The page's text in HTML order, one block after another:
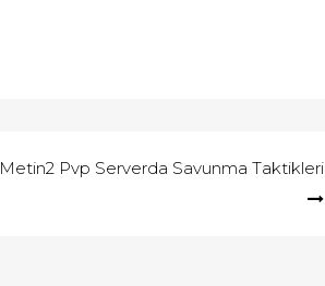
Metin2 Pvp Serverda Savunma Taktikleri